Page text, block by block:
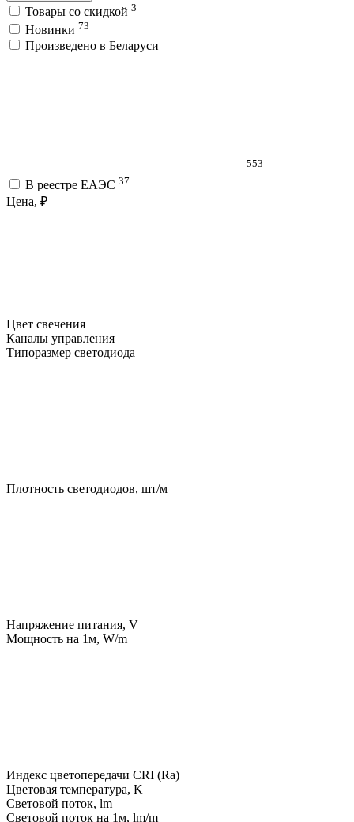
Товары со скидкой 3
Новинки 73
Произведено в Беларуси
553
В реестре ЕАЭС 37
Цена, ₽
Цвет свечения
Каналы управления
Типоразмер светодиода
Плотность светодиодов, шт/м
Напряжение питания, V
Мощность на 1м, W/m
Индекс цветопередачи CRI (Ra)
Цветовая температура, K
Световой поток, lm
Световой поток на 1м, lm/m